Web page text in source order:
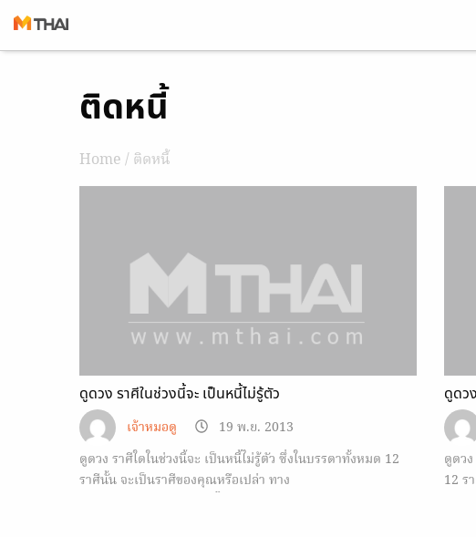
ติดหนี้
Home/ ติดหนี้
ดูดวง ราศีในช่วงนี้จะ เป็นหนี้ไม่รู้ตัว
เจ้าหมอดู
19 พ.ย. 2013
ดูดวง ราศีใดในช่วงนี้จะ เป็นหนี้ไม่รู้ตัว ซึ่งในบรรดาทั้งหมด 12
ราศีนั้น จะเป็นราศีของคุณหรือเปล่า ทาง
ดูดว
ดูดว
12 ร